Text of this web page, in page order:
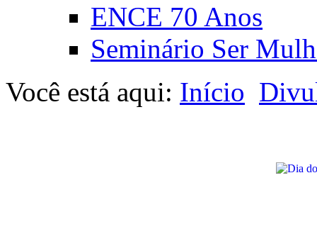
ENCE 70 Anos
Seminário Ser
Você está aqui: Início